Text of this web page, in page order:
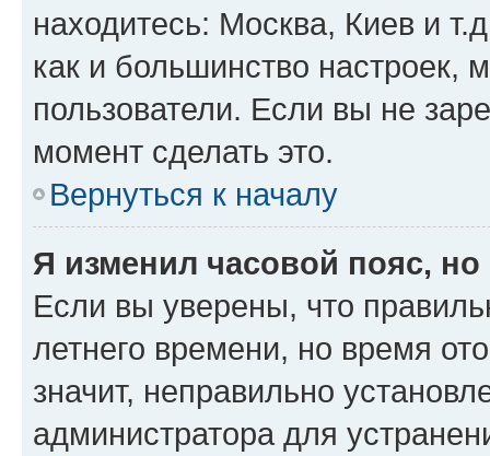
находитесь: Москва, Киев и
как и большинство настроек,
пользователи. Если вы не
момент сделать это.
Вернуться к началу
Я изменил часовой пояс,
Если вы уверены, что
летнего времени, но время
значит, неправильно
администратора для